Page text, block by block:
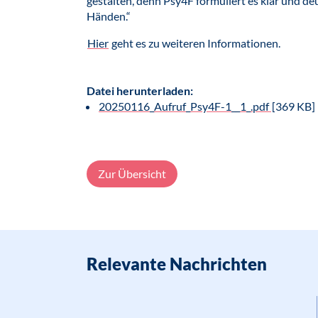
Händen.“
Hier geht es zu weiteren Informationen.
Datei herunterladen:
20250116_Aufruf_Psy4F-1__1_.pdf [369 KB]
Zur Übersicht
Relevante Nachrichten